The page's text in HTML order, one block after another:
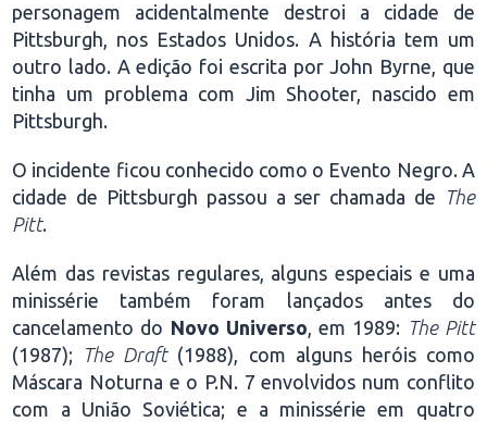
personagem acidentalmente destroi a cidade de
Pittsburgh, nos Estados Unidos. A história tem um
outro lado. A edição foi escrita por John Byrne, que
tinha um problema com Jim Shooter, nascido em
Pittsburgh.
O incidente ficou conhecido como o Evento Negro. A
cidade de Pittsburgh passou a ser chamada de The
Pitt.
Além das revistas regulares, alguns especiais e uma
minissérie também foram lançados antes do
cancelamento do Novo Universo, em 1989: The Pitt
(1987);
The Draft(1988), com alguns heróis como
Máscara Noturna e o P.N. 7 envolvidos num conflito
com a União Soviética; e a minissérie em quatro